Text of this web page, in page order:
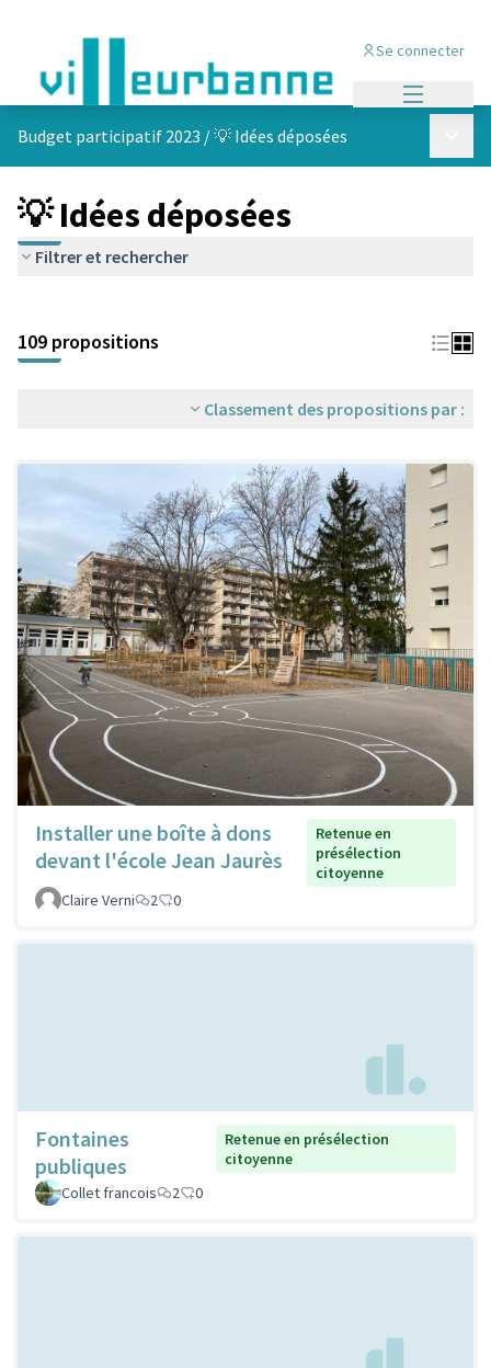
Se connecter
Budget participatif 2023 /💡 Idées déposées
💡 Idées déposées
Filtrer et rechercher
+
−
109 propositions
Classement des propositions par :
Installer une boîte à dons
devant l'école Jean Jaurès
Retenue en
présélection
citoyenne
Claire Verni
2 0
Fontaines
publiques
Retenue en présélection
citoyenne
Collet francois
2 0